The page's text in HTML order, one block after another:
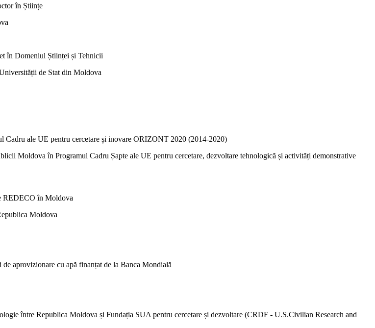
în Științe
în Domeniul Științei și Tehnicii
de Stat din Moldova
Cadru ale UE pentru cercetare și inovare ORIZONT 2020 (2014-2020)
Moldova în Programul Cadru Șapte ale UE pentru cercetare, dezvoltare tehnologică și activități demonstrative
REDECO în Moldova
Moldova
aprovizionare cu apă finanțat de la Banca Mondială
între Republica Moldova și Fundația SUA pentru cercetare și dezvoltare (CRDF - U.S.Civilian Research and